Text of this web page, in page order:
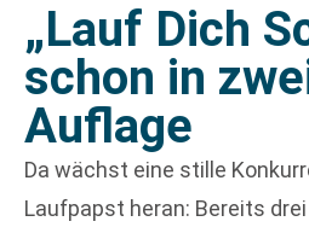
„Lauf Dich
schon in
Auflage
Da wächst eine stille
Laufpapst heran: Bereits